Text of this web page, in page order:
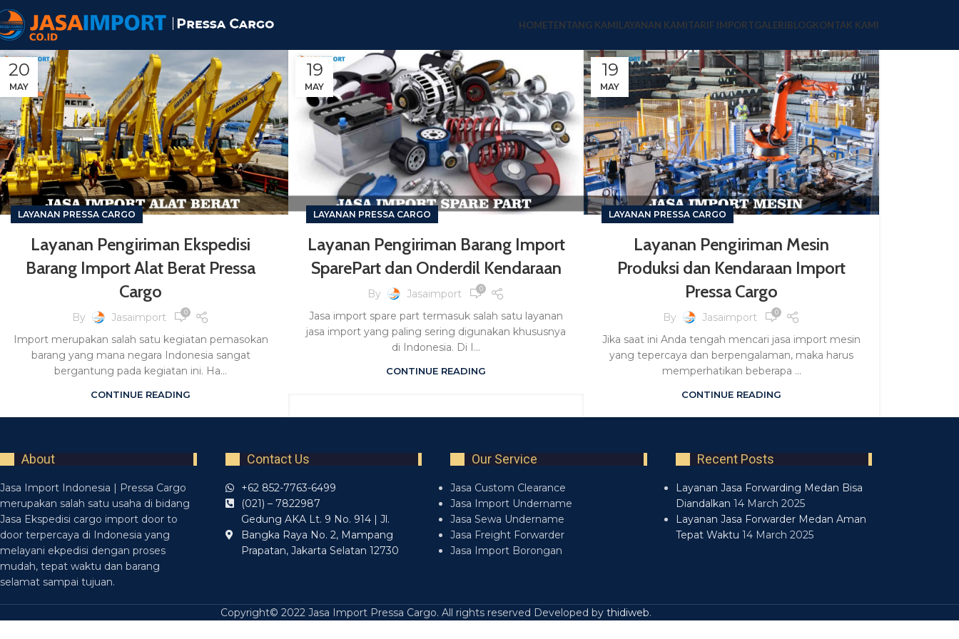
HOMETENTANG KAMILAYANAN KAMITARIF IMPORTGALERIBLOGKONTAK KAMI
20
MAY
LAYANAN PRESSA CARGO
Layanan Pengiriman Ekspedisi
Barang Import Alat Berat Pressa
Cargo
By Jasaimport 0
Import merupakan salah satu kegiatan pemasokan
barang yang mana negara Indonesia sangat
bergantung pada kegiatan ini. Ha...
CONTINUE READING
19
MAY
LAYANAN PRESSA CARGO
Layanan Pengiriman Barang Import
SparePart dan Onderdil Kendaraan
By Jasaimport 0
Jasa import spare part termasuk salah satu layanan
jasa import yang paling sering digunakan khususnya
di Indonesia. Di I...
CONTINUE READING
19
MAY
LAYANAN PRESSA CARGO
Layanan Pengiriman Mesin
Produksi dan Kendaraan Import
Pressa Cargo
By Jasaimport 0
Jika saat ini Anda tengah mencari jasa import mesin
yang tepercaya dan berpengalaman, maka harus
memperhatikan beberapa ...
CONTINUE READING
About
Jasa Import Indonesia | Pressa Cargo
merupakan salah satu usaha di bidang
Jasa Ekspedisi cargo import door to
door terpercaya di Indonesia yang
melayani ekpedisi dengan proses
mudah, tepat waktu dan barang
selamat sampai tujuan.
Contact Us
+62 852-7763-6499
(021) – 7822987
Gedung AKA Lt. 9 No. 914 | Jl.
Bangka Raya No. 2, Mampang
Prapatan, Jakarta Selatan 12730
Our Service
Jasa Custom Clearance
Jasa Import Undername
Jasa Sewa Undername
Jasa Freight Forwarder
Jasa Import Borongan
Recent Posts
Layanan Jasa Forwarding Medan Bisa
Diandalkan 14 March 2025
Layanan Jasa Forwarder Medan Aman
Tepat Waktu 14 March 2025
Copyright© 2022 Jasa Import Pressa Cargo. All rights reserved Developed by thidiweb.